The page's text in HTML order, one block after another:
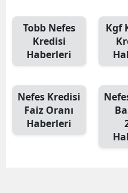
Tobb Nefes
Kredisi
Haberleri
Kgf
Nefes Kredisi
Faiz Oranı
Haberleri